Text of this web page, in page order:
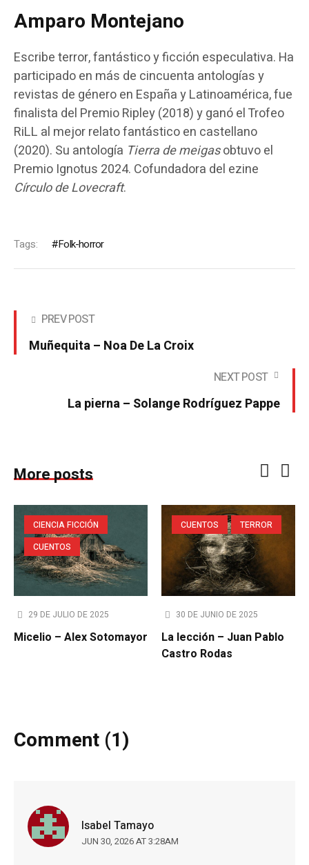
Amparo Montejano
Escribe terror, fantástico y ficción especulativa. Ha
participado en más de cincuenta antologías y
revistas de género en España y Latinoamérica, fue
finalista del Premio Ripley (2018) y ganó el Trofeo
RiLL al mejor relato fantástico en castellano
(2020). Su antología Tierra de meigasobtuvo el
Premio Ignotus 2024. Cofundadora del ezine
Círculo de Lovecraft.
Tags: Folk-horror
PREV POST
Muñequita – Noa De La Croix
NEXT POST
La pierna – Solange Rodríguez Pappe
More posts
CIENCIA FICCIÓN
CUENTOS
29 DE JULIO DE 2025
Micelio – Alex Sotomayor
CUENTOS TERROR
30 DE JUNIO DE 2025
La lección – Juan Pablo
Castro Rodas
Comment (1)
Isabel Tamayo
JUN 30, 2026 AT 3:28AM